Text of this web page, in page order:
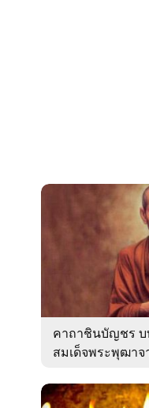
คาถาชินบัญชร
สมเด็จพระพุฒา